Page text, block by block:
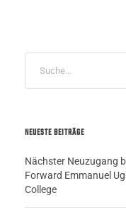
NEUESTE BEITRÄGE
Nächster Neuzugang
Forward Emmanuel
College